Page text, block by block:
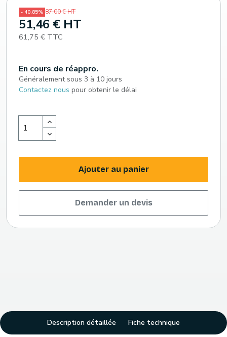
- 40,85% 87,00 € HT
51,46 € HT
61,75 € TTC
En cours de réappro.
Généralement sous 3 à 10 jours
Contactez nous pour obtenir le délai
Ajouter au panier
Demander un devis
Description détaillée Fiche technique